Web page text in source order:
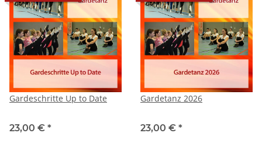
Gardeschritte Up to Date
23,00 € *
Gardetanz 2026
23,00 € *